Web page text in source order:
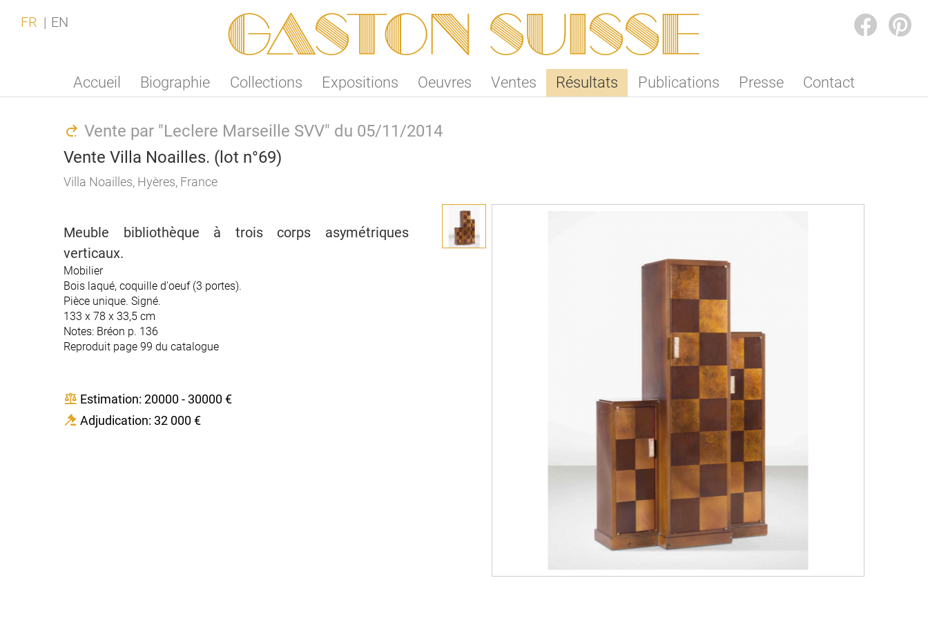
Gaston SUISSE
Accueil Biographie Collections Expositions Oeuvres Ventes Résultats Publications Presse Contact
FR EN
Vente par "Leclere Marseille SVV" du 05/11/2014
Vente Villa Noailles. (lot n°69)
Villa Noailles, Hyères, France
Meuble bibliothèque à trois corps asymétriques
verticaux.
Mobilier
Bois laqué, coquille d'oeuf (3 portes).
Pièce unique. Signé.
133 x 78 x 33,5 cm
Notes: Bréon p. 136
Reproduit page 99 du catalogue
Estimation: 20000 - 30000 €
Adjudication: 32 000 €